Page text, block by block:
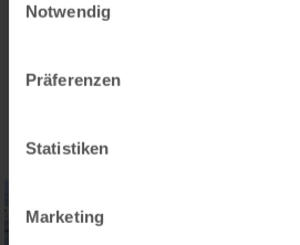
Notwendig
Präferenzen
Statistiken
Marketing
Impressions